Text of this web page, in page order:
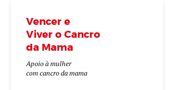
Vencer e
Viver o Cancro
da Mama
Apoio à mulher
com cancro da mama